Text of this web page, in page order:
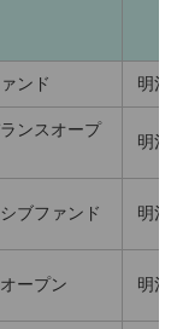
ンド 明治
ンスオープ
明治
ブファンド 明治
ープン 明治